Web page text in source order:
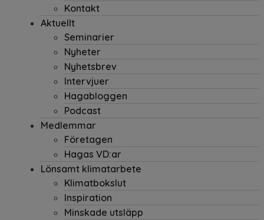
Kontakt
Aktuellt
Seminarier
Nyheter
Nyhetsbrev
Intervjuer
Hagabloggen
Podcast
Medlemmar
Företagen
Hagas VD:ar
Lönsamt klimatarbete
Klimatbokslut
Inspiration
Minskade utsläpp